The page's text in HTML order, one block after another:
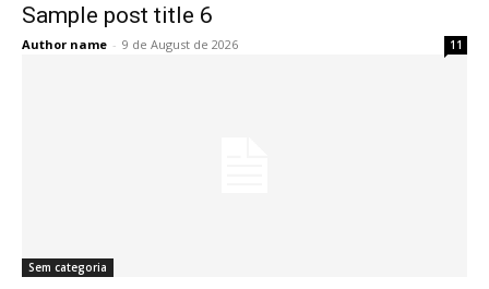
Sample post title 6
Author name - 9 de August de 2026 11
Sem categoria